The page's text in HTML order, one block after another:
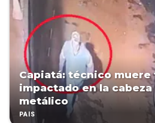
Capiatá: técnico muere
impactado en la
metálico
PAÍS